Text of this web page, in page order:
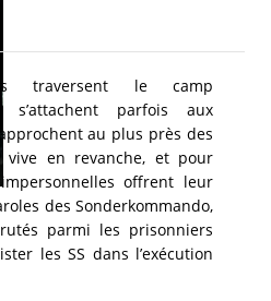
traversent le camp
s’attachent parfois aux
au plus près des
en revanche, et pour
offrent leur
des Sonderkommando,
parmi les prisonniers
les SS dans l’exécution